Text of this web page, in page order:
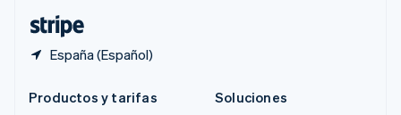
España (Español)
Productos y tarifas
Soluciones